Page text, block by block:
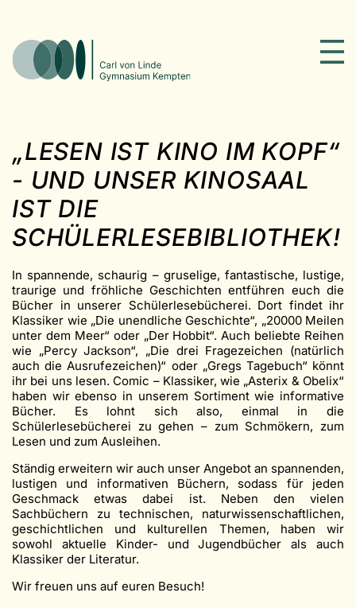
„LESEN IST KINO IM KOPF“
- UND UNSER KINOSAAL
IST DIE
SCHÜLERLESEBIBLIOTHEK!
In spannende, schaurig – gruselige, fantastische, lustige,
traurige und fröhliche Geschichten entführen euch die
Bücher in unserer Schülerlesebücherei. Dort findet ihr
Klassiker wie „Die unendliche Geschichte“, „20000 Meilen
unter dem Meer“ oder „Der Hobbit“. Auch beliebte Reihen
wie „Percy Jackson“, „Die drei Fragezeichen (natürlich
auch die Ausrufezeichen)“ oder „Gregs Tagebuch“ könnt
ihr bei uns lesen. Comic – Klassiker, wie „Asterix & Obelix“
haben wir ebenso in unserem Sortiment wie informative
Bücher. Es lohnt sich also, einmal in die
Schülerlesebücherei zu gehen – zum Schmökern, zum
Lesen und zum Ausleihen.
Ständig erweitern wir auch unser Angebot an spannenden,
lustigen und informativen Büchern, sodass für jeden
Geschmack etwas dabei ist. Neben den vielen
Sachbüchern zu technischen, naturwissenschaftlichen,
geschichtlichen und kulturellen Themen, haben wir
sowohl aktuelle Kinder- und Jugendbücher als auch
Klassiker der Literatur.
Wir freuen uns auf euren Besuch!